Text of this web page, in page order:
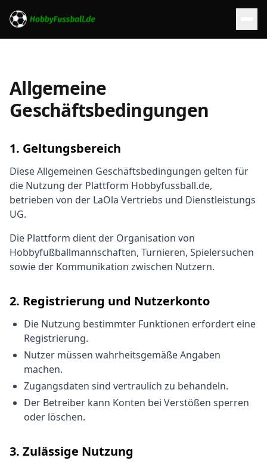
Allgemeine
Geschäftsbedingungen
1. Geltungsbereich
Diese Allgemeinen Geschäftsbedingungen gelten für
die Nutzung der Plattform Hobbyfussball.de,
betrieben von der LaOla Vertriebs und Dienstleistungs
UG.
Die Plattform dient der Organisation von
Hobbyfußballmannschaften, Turnieren, Spielersuchen
sowie der Kommunikation zwischen Nutzern.
2. Registrierung und Nutzerkonto
Die Nutzung bestimmter Funktionen erfordert eine
Registrierung.
Nutzer müssen wahrheitsgemäße Angaben
machen.
Zugangsdaten sind vertraulich zu behandeln.
Der Betreiber kann Konten bei Verstößen sperren
oder löschen.
3. Zulässige Nutzung